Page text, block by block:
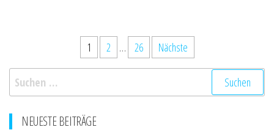
Seitennummerierung
der
Beiträge
1 2 … 26
Nächste
Suchen
nach:
NEUESTE BEITRÄGE